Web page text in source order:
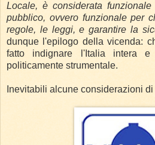
Locale, è considerata
pubblico, ovvero funzionale per
regole, le leggi, e garantire la
dunque l'epilogo della vicenda:
fatto indignare l'Italia intera
politicamente strumentale.
Inevitabili alcune considerazioni di